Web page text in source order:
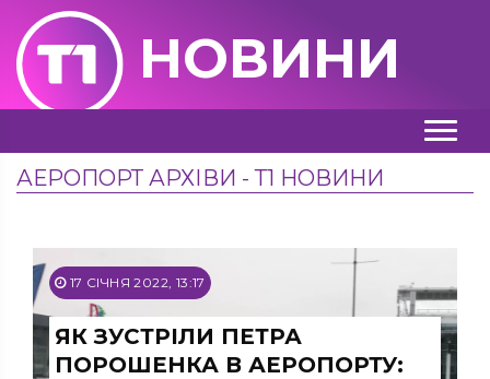
НОВИНИ
АЕРОПОРТ АРХІВИ - Т1 НОВИНИ
17 СІЧНЯ 2022, 13:17
ЯК ЗУСТРІЛИ ПЕТРА
ПОРОШЕНКА В АЕРОПОРТУ: